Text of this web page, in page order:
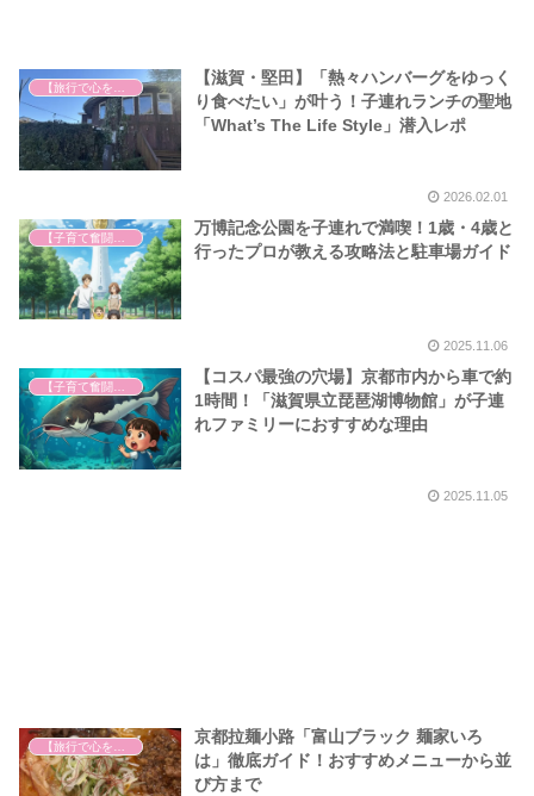
【旅行で心を癒そう】
【滋賀・堅田】「熱々ハンバーグをゆっく
り食べたい」が叶う！子連れランチの聖地
「What’s The Life Style」潜入レポ
2026.02.01
万博記念公園を子連れで満喫！1歳・4歳と
行ったプロが教える攻略法と駐車場ガイド
2025.11.06
【子育て奮闘記】
【コスパ最強の穴場】京都市内から車で約
1時間！「滋賀県立琵琶湖博物館」が子連
れファミリーにおすすめな理由
2025.11.05
【旅行で心を癒そう】
京都拉麺小路「富山ブラック 麺家いろ
は」徹底ガイド！おすすめメニューから並
び方まで